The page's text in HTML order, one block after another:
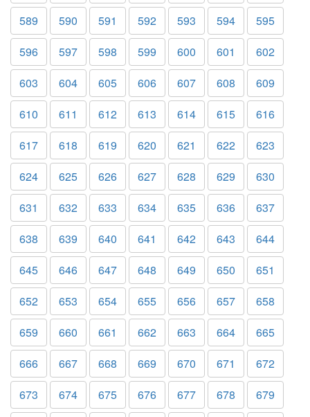
589
590 591 592 593 594
595
596
597 598 599 600 601
602
603
604 605 606 607 608
609
610
611 612 613 614 615
616
617
618 619 620 621 622
623
624
625 626 627 628 629
630
631
632 633 634 635 636
637
638
639 640 641 642 643
644
645
646 647 648 649 650
651
652
653 654 655 656 657
658
659
660 661 662 663 664
665
666
667 668 669 670 671
672
673
674 675 676 677 678
679